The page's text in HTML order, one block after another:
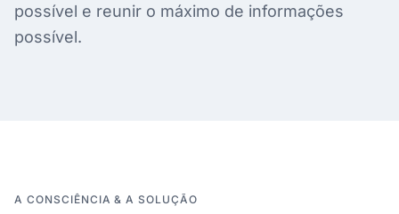
possível e reunir o máximo de informações
possível.
A CONSCIÊNCIA & A SOLUÇÃO